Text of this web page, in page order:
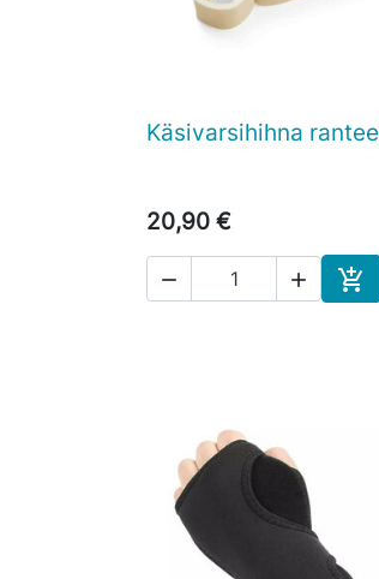
 Pikakatselu
Käsivarsihihna
20,90 €
  